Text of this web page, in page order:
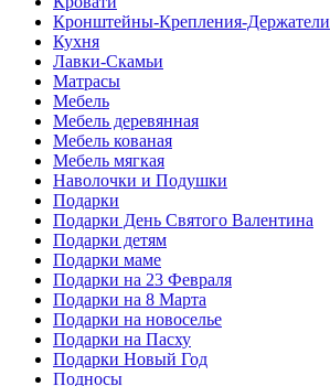
Кронштейны-Крепления-Держатели
Кухня
Лавки-Скамьи
Матрасы
Мебель
Мебель деревянная
Мебель кованая
Мебель мягкая
Наволочки и Подушки
Подарки
Подарки День Святого Валентина
Подарки детям
Подарки маме
Подарки на 23 Февраля
Подарки на 8 Марта
Подарки на новоселье
Подарки на Пасху
Подарки Новый Год
Подносы